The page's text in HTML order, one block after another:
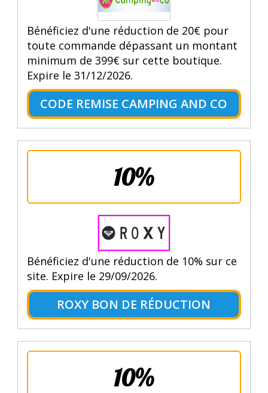
Bénéficiez d'une réduction de 20€ pour
toute commande dépassant un montant
minimum de 399€ sur cette boutique.
Expire le 31/12/2026.
CODE REMISE CAMPING AND CO
10%
Bénéficiez d'une réduction de 10% sur ce
site. Expire le 29/09/2026.
ROXY BON DE RÉDUCTION
10%